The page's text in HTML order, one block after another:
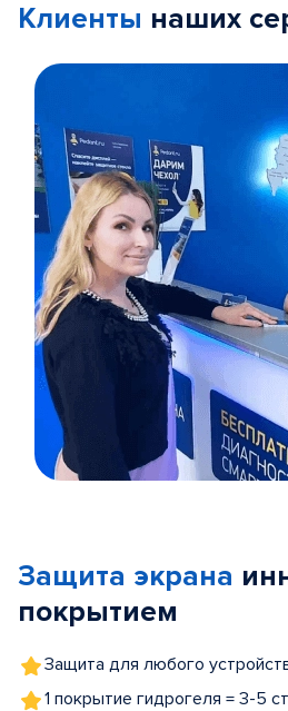
Клиенты наших
5
Защита экрана
покрытием
Защита для любого
1 покрытие гидрогеля = 3-5